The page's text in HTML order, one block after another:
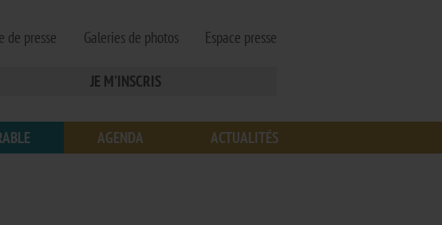
AGENDA ACTUALITÉS
de presse Galeries de photos Espace presse
JE M'INSCRIS